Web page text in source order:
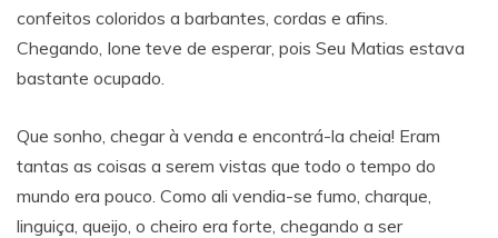
confeitos coloridos a barbantes, cordas e afins.
Chegando, Ione teve de esperar, pois Seu Matias estava
bastante ocupado.
Que sonho, chegar à venda e encontrá-la cheia! Eram
tantas as coisas a serem vistas que todo o tempo do
mundo era pouco. Como ali vendia-se fumo, charque,
linguiça, queijo, o cheiro era forte, chegando a ser